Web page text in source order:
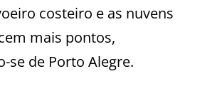
costeiro e as nuvens
mais pontos,
se de Porto Alegre.